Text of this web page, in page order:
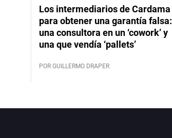
Los intermediarios de Cardama
para obtener una garantía falsa:
una consultora en un ‘cowork’ y
una que vendía ‘pallets’
POR GUILLERMO DRAPER